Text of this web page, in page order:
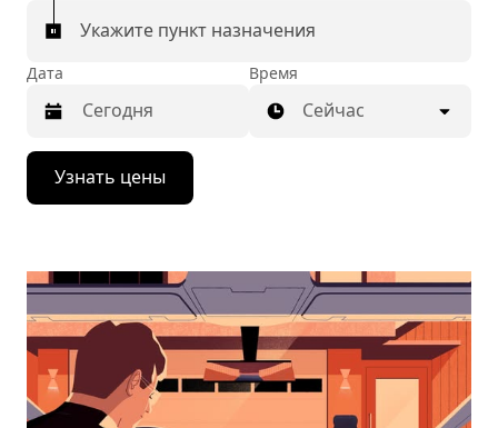
Укажите пункт назначения
Дата
Нажмите
стрелку
вниз,
календарю
выбрать
дату.
Чтобы
закрыть
календарь,
Время
Сейчас
Узнать цены